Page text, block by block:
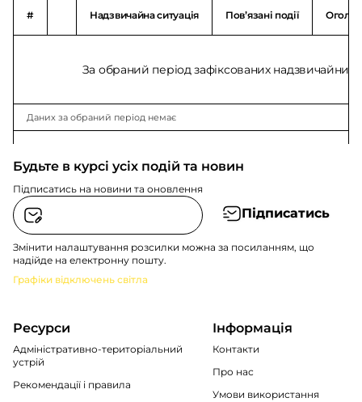
# Надзвичайна ситуація Повʼязані події
За обраний період зафіксованих надзвичайних
Даних за обраний період немає
Будьте в курсі усіх подій та новин
Підписатись на новини та оновлення
Підписатись
Змінити налаштування розсилки можна за посиланням, що
надійде на електронну пошту.
Графіки відключень світла
Ресурси
Адміністративно-територіальний
устрій
Рекомендації i правила
Інформація
Контакти
Про нас
Умови використання